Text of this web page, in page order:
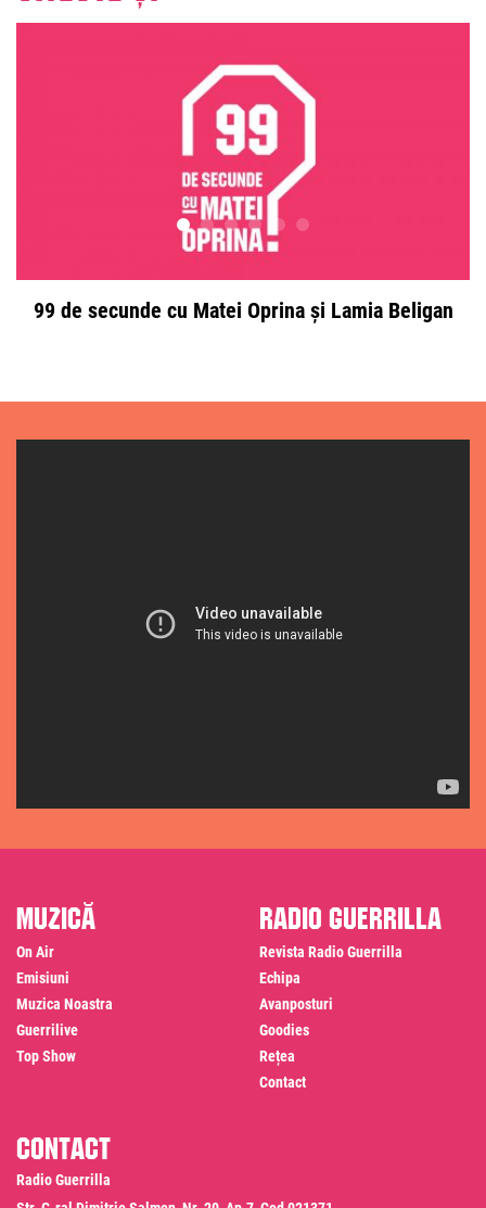
99 de secunde cu Matei Oprina și Lamia Beligan
Muzică
On Air
Emisiuni
Muzica Noastra
Guerrilive
Top Show
Radio Guerrilla
Revista Radio Guerrilla
Echipa
Avanposturi
Goodies
Rețea
Contact
Contact
Radio Guerrilla